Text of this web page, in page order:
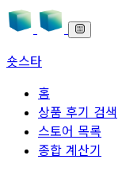
숏스타
홈
상품 후기 검색
스토어 목록
종합 계산기